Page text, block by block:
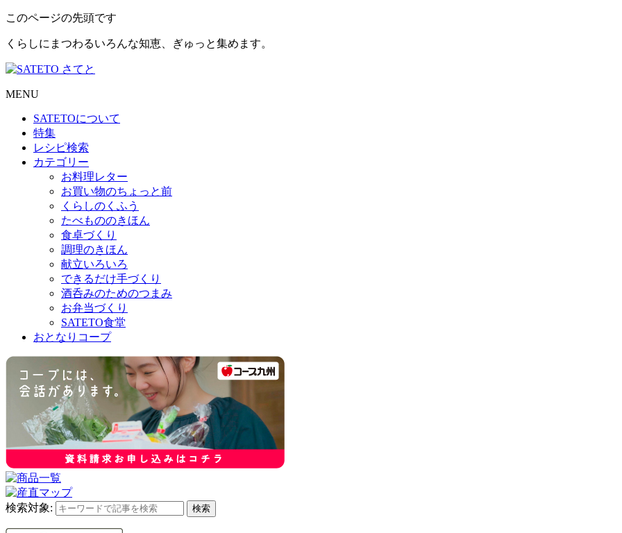
このページの先頭です
くらしにまつわるいろんな知恵、ぎゅっと集めます。
MENU
SATETOについて
特集
レシピ検索
カテゴリー
お料理レター
お買い物のちょっと前
くらしのくふう
たべもののきほん
食卓づくり
調理のきほん
献立いろいろ
できるだけ手づくり
酒呑みのためのつまみ
お弁当づくり
SATETO食堂
おとなりコープ
検索対象: 検索